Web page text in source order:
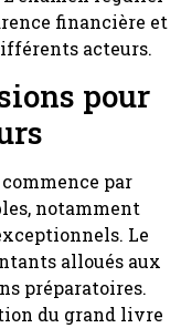
financière et
acteurs.
pour
par
notamment
Le
alloués aux
préparatoires.
du grand livre